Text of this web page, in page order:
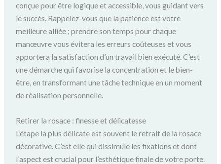
conçue pour être logique et accessible, vous guidant vers
le succès. Rappelez-vous que la patience est votre
meilleure alliée ; prendre son temps pour chaque
manœuvre vous évitera les erreurs coûteuses et vous
apportera la satisfaction d’un travail bien exécuté. C’est
une démarche qui favorise la concentration et le bien-
être, en transformant une tâche technique en un moment
de réalisation personnelle.
Retirer la rosace : finesse et délicatesse
L’étape la plus délicate est souvent le retrait de la rosace
décorative. C’est elle qui dissimule les fixations et dont
l’aspect est crucial pour l’esthétique finale de votre porte.